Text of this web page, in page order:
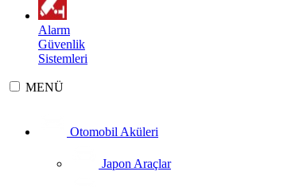
Alarm
Güvenlik
Sistemleri
MENÜ
Otomobil Aküleri
Japon Araçlar